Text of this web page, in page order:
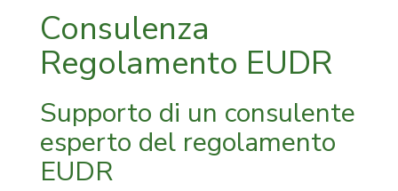
legno
Consulenza
Regolamento EUDR
Supporto di un consulente
esperto del regolamento
EUDR